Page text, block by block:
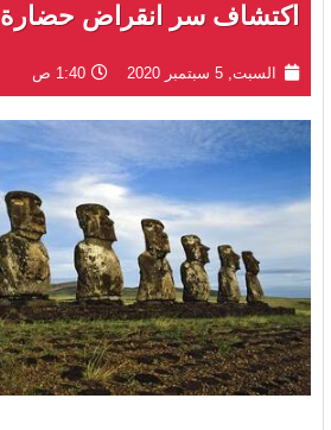
اكتشاف سر انقراض
السبت, 5 سبتمبر 2020 1:40 ص